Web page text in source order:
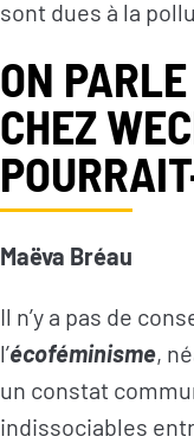
sont dues à la
ON
CHEZ
Maëva Bréau
Il n’y a pas de
l’écoféminisme,
un constat
indissociables